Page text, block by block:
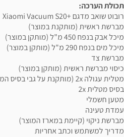
תכולת הערכה:
רובוט שואב מדגם +Xiaomi Vacuum S20
מברשת ראשית (מותקנת במוצר)
מיכל אבק בנפח 450 מ"ל (מותקן במוצר)
מיכל מים בנפח 290 מ"ל (מותקן במוצר)
מברשת צד
כיסוי מברשת ראשית (מותקן במוצר)
מטלית עגולה 2x (מותקנת על גבי בסיס המטלית)
בסיס מטלית 2x
מטען חשמלי
עמדת טעינה
מברשת ניקוי (קיימת במארז המוצר)
מדריך למשתמש וכתב אחריות